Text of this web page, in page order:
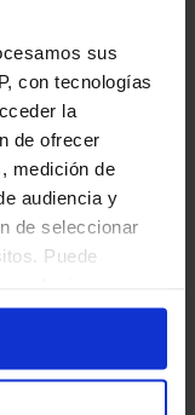
sus
con tecnologías
la
de ofrecer
medición de
audiencia y
de seleccionar
Puede
o clicando en
las líneas de EMT
de la
EMT.
147, 179 y
en paseo